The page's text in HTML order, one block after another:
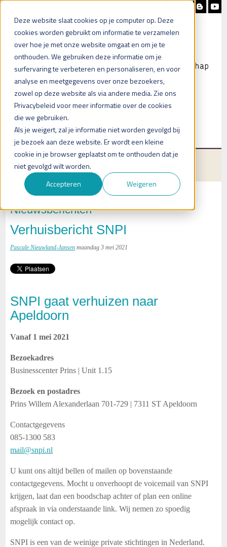
Deze website slaat cookies op je computer op. Deze
cookies worden gebruikt om informatie te verzamelen
over hoe je met onze website omgaat en om je te
onthouden. We gebruiken deze informatie om je
surfervaring te verbeteren en personaliseren, en voor
analyse en meetgegevens over onze bezoekers,
zowel op deze website als via andere media. Zie ons
Privacybeleid voor meer informatie over de cookies
die we gebruiken.
Als je weigert, zal je informatie niet worden gevolgd bij
je bezoek aan deze website. Er wordt een kleine
cookie in je browser geplaatst om te onthouden dat je
niet gevolgd wilt worden.
Accepteren
Weigeren
Heb je vragen?
Nieuwsberichten
Verhuisbericht SNPI
Pascale Nieuwland-Jansen maandag 3 mei 2021
SNPI gaat verhuizen naar
Apeldoorn
Vanaf 1 mei 2021
Bezoekadres
Businesscenter Prins | Unit 1.15
Bezoek en postadres
Prins Willem Alexanderlaan 701-729 | 7311 ST Apeldoorn
Contactgegevens
085-1300 583
mail@snpi.nl
U kunt ons altijd bellen of mailen op bovenstaande
contactgegevens.Mocht u onverhoopt de voicemail van SNPI
krijgen, laat dan een boodschap achter of plan een online
afspraak in via onderstaande link. Wij nemen zo spoedig
mogelijk contact op.
SNPI is een van de weinige private stichtingen in Nederland.